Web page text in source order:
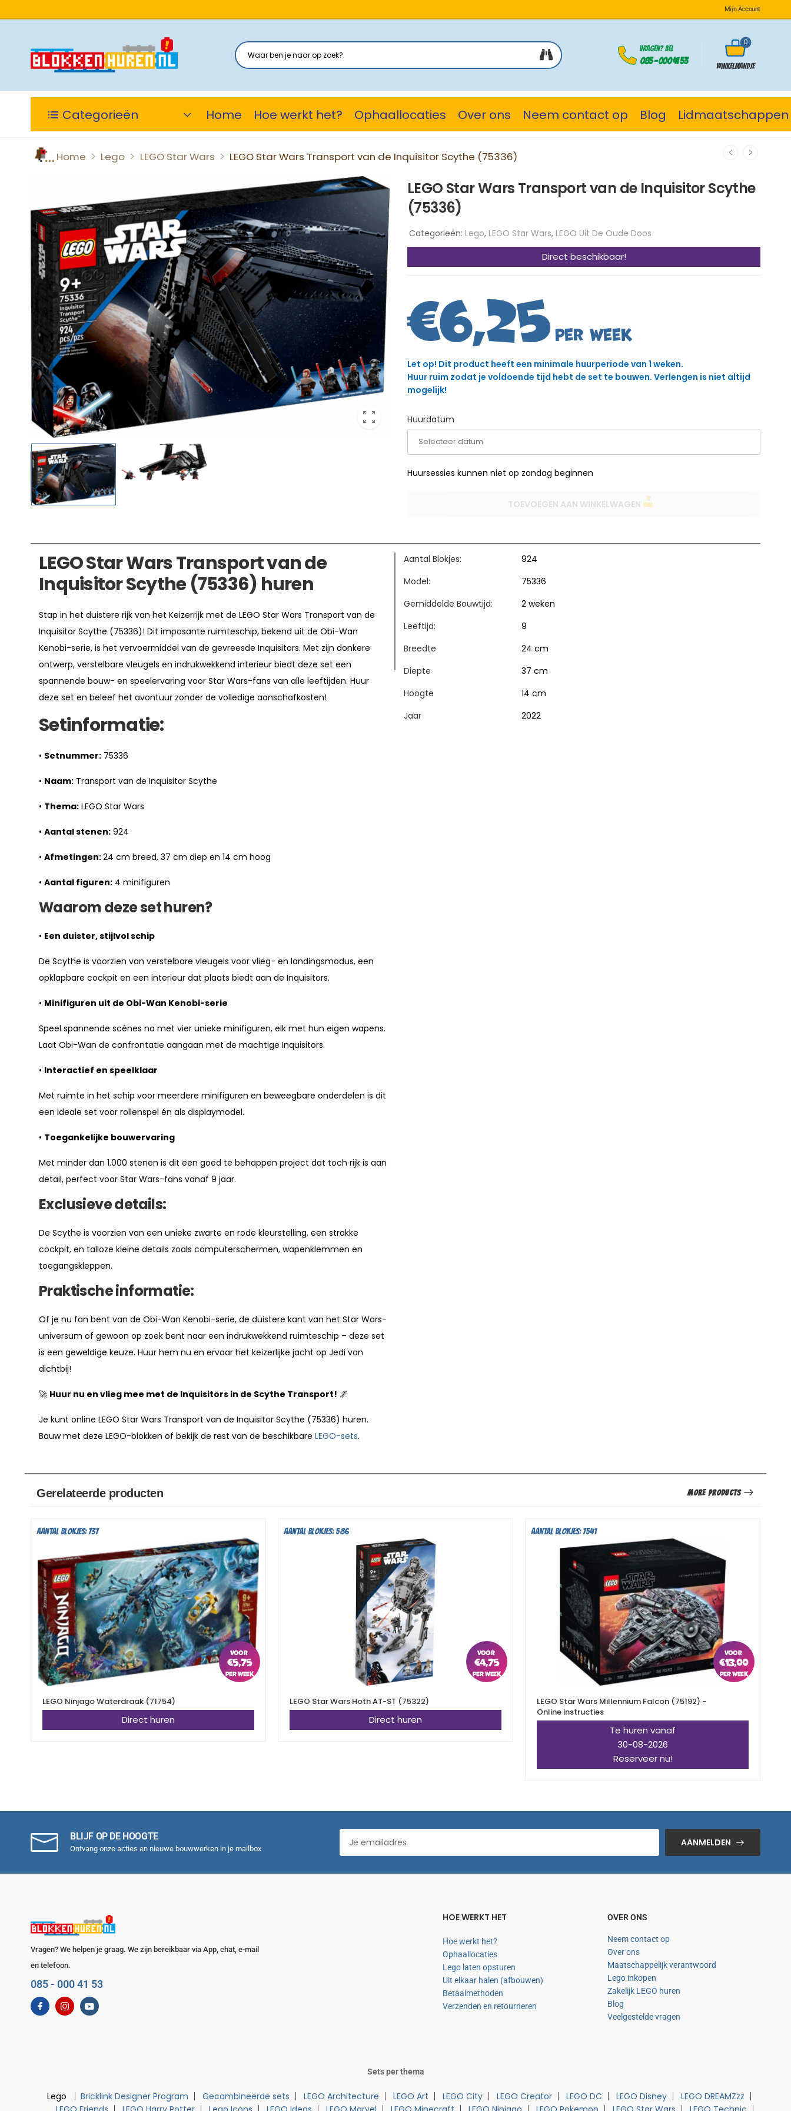
Mijn Account
Vragen? Bel
085 - 000 41 53
Winkelmandje
0
Categorieën Home Hoe werkt het? Ophaallocaties Over ons Neem contact op Blog Lidmaatschappen
Home > Lego > LEGO Star Wars > LEGO Star Wars Transport van de Inquisitor Scythe (75336)
LEGO Star Wars Transport van de Inquisitor Scythe
(75336)
Categorieën: Lego, LEGO Star Wars, LEGO Uit De Oude Doos
Direct beschikbaar!
€6,25
Let op! Dit product heeft een minimale huurperiode van 1 weken.
Huur ruim zodat je voldoende tijd hebt de set te bouwen. Verlengen is niet altijd
mogelijk!
Huurdatum
Huursessies kunnen niet op zondag beginnen
TOEVOEGEN AAN WINKELWAGEN
LEGO Star Wars Transport van de
Inquisitor Scythe (75336) huren
Stap in het duistere rijk van het Keizerrijk met de LEGO Star Wars Transport van de
Inquisitor Scythe (75336)! Dit imposante ruimteschip, bekend uit de Obi-Wan
Kenobi-serie, is het vervoermiddel van de gevreesde Inquisitors. Met zijn donkere
ontwerp, verstelbare vleugels en indrukwekkend interieur biedt deze set een
spannende bouw- en speelervaring voor Star Wars-fans van alle leeftijden. Huur
deze set en beleef het avontuur zonder de volledige aanschafkosten!
Setinformatie:
• Setnummer: 75336
• Naam: Transport van de Inquisitor Scythe
• Thema: LEGO Star Wars
• Aantal stenen: 924
• Afmetingen:24 cm breed, 37 cm diep en 14 cm hoog
• Aantal figuren: 4 minifiguren
Waarom deze set huren?
• Een duister, stijlvol schip
De Scythe is voorzien van verstelbare vleugels voor vlieg- en landingsmodus, een
opklapbare cockpit en een interieur dat plaats biedt aan de Inquisitors.
• Minifiguren uit de Obi-Wan Kenobi-serie
Speel spannende scènes na met vier unieke minifiguren, elk met hun eigen wapens.
Laat Obi-Wan de confrontatie aangaan met de machtige Inquisitors.
• Interactief en speelklaar
Met ruimte in het schip voor meerdere minifiguren en beweegbare onderdelen is dit
een ideale set voor rollenspel én als displaymodel.
• Toegankelijke bouwervaring
Met minder dan 1.000 stenen is dit een goed te behappen project dat toch rijk is aan
detail, perfect voor Star Wars-fans vanaf 9 jaar.
Exclusieve details:
De Scythe is voorzien van een unieke zwarte en rode kleurstelling, een strakke
cockpit, en talloze kleine details zoals computerschermen, wapenklemmen en
toegangskleppen.
Praktische informatie:
Of je nu fan bent van de Obi-Wan Kenobi-serie, de duistere kant van het Star Wars-
universum of gewoon op zoek bent naar een indrukwekkend ruimteschip – deze set
is een geweldige keuze. Huur hem nu en ervaar het keizerlijke jacht op Jedi van
dichtbij!
🚀 Huur nu en vlieg mee met de Inquisitors in de Scythe Transport! 🌌
Je kunt online LEGO Star Wars Transport van de Inquisitor Scythe (75336) huren.
Bouw met deze LEGO-blokken of bekijk de rest van de beschikbare LEGO-sets.
Aantal Blokjes:
924
Model:
75336
Gemiddelde Bouwtijd:
2 weken
Leeftijd:
9
Breedte
24 cm
Diepte
37 cm
Hoogte
14 cm
Jaar
2022
Gerelateerde producten More Products
Aantal blokjes: 737
€5,75
LEGO Ninjago Waterdraak (71754)
Direct huren
Aantal blokjes: 586
€4,75
LEGO Star Wars Hoth AT-ST (75322)
Direct huren
Aantal blokjes: 7541
€13,00
LEGO Star Wars Millennium Falcon (75192) -
Online instructies
Te huren vanaf
30-08-2026
Reserveer nu!
BLIJF OP DE HOOGTE
Ontvang onze acties en nieuwe bouwwerken in je mailbox
AANMELDEN
Vragen? We helpen je graag. We zijn bereikbaar via App, chat, e-mail
en telefoon.
085 - 000 41 53
HOE WERKT HET
Hoe werkt het?
Ophaallocaties
Lego laten opsturen
Uit elkaar halen (afbouwen)
Betaalmethoden
Verzenden en retourneren
OVER ONS
Neem contact op
Over ons
Maatschappelijk verantwoord
Lego inkopen
Zakelijk LEGO huren
Blog
Veelgestelde vragen
Sets per thema
Lego Bricklink Designer Program Gecombineerde sets LEGO Architecture LEGO Art LEGO City LEGO Creator LEGO DC LEGO Disney
LEGO DREAMZzz